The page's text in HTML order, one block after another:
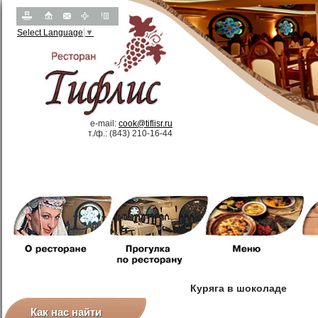
Select Language ▼
e-mail: cook@tiflisr.ru
т./ф.: (843) 210-16-44
Как нас найти
Куряга в шоколаде